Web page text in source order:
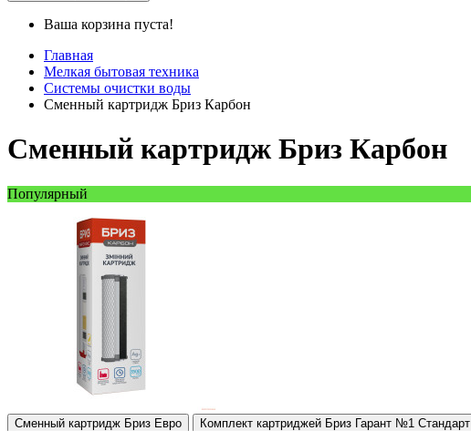
Ваша корзина пуста!
Главная
Мелкая бытовая техника
Системы очистки воды
Сменный картридж Бриз Карбон
Сменный картридж Бриз Карбон
Популярный
Сменный картридж Бриз Евро Комплект картриджей Бриз Гарант №1 Стандарт